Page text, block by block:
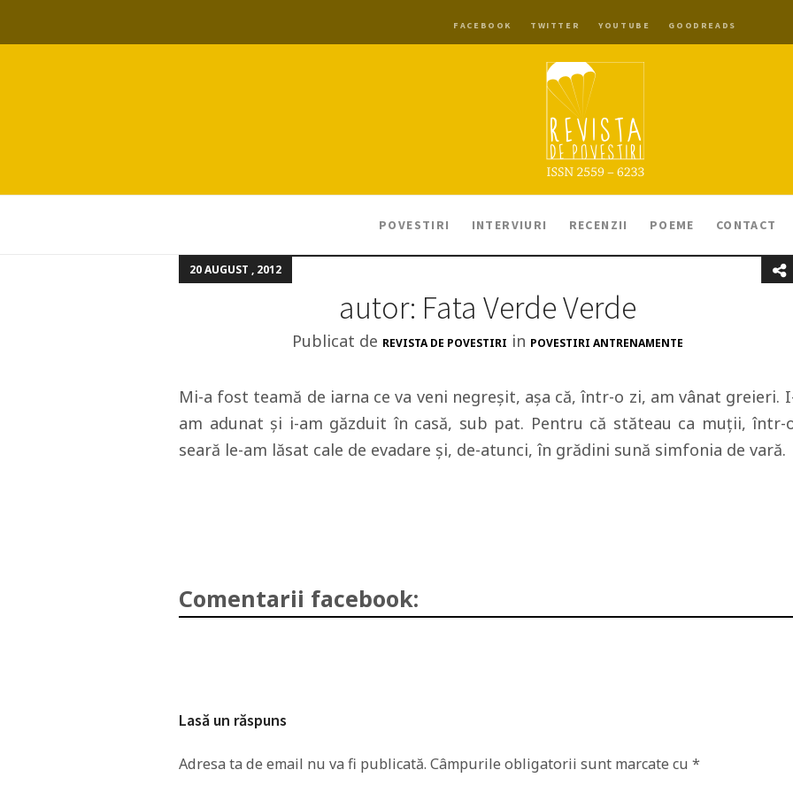
FACEBOOK TWITTER YOUTUBE GOODREADS
POVESTIRI INTERVIURI RECENZII POEME CONTACT
20 AUGUST , 2012
autor: Fata Verde Verde
Publicat de REVISTA DE POVESTIRI in POVESTIRI ANTRENAMENTE
Mi-a fost teamă de iarna ce va veni negreşit, aşa că, într-o zi, am vânat greieri.
am adunat şi i-am găzduit în casă, sub pat. Pentru că stăteau ca muţii, într-
seară le-am lăsat cale de evadare şi, de-atunci, în grădini sună simfonia de vară.
Comentarii facebook:
Lasă un răspuns
Adresa ta de email nu va fi publicată. Câmpurile obligatorii sunt marcate cu *